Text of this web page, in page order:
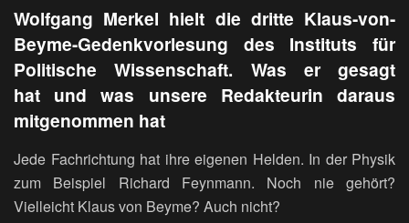
Wolfgang Merkel hielt die dritte Klaus-von-
Beyme-Gedenkvorlesung des Instituts für
Politische Wissenschaft. Was er gesagt
hat und was unsere Redakteurin daraus
mitgenommen hat
Jede Fachrichtung hat ihre eigenen Helden. In der Physik
zum Beispiel Richard Feynmann. Noch nie gehört?
Vielleicht Klaus von Beyme? Auch nicht?